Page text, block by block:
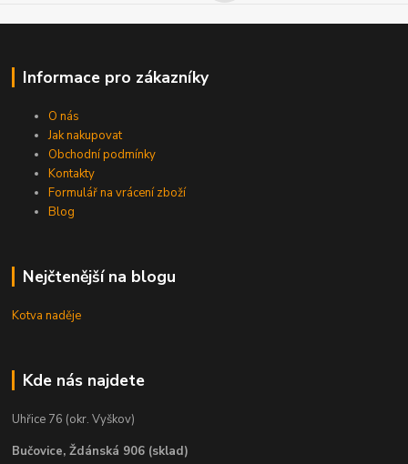
Informace pro zákazníky
O nás
Jak nakupovat
Obchodní podmínky
Kontakty
Formulář na vrácení zboží
Blog
Nejčtenější na blogu
Kotva naděje
Kde nás najdete
Uhřice 76 (okr. Vyškov)
Bučovice, Ždánská 906 (sklad)